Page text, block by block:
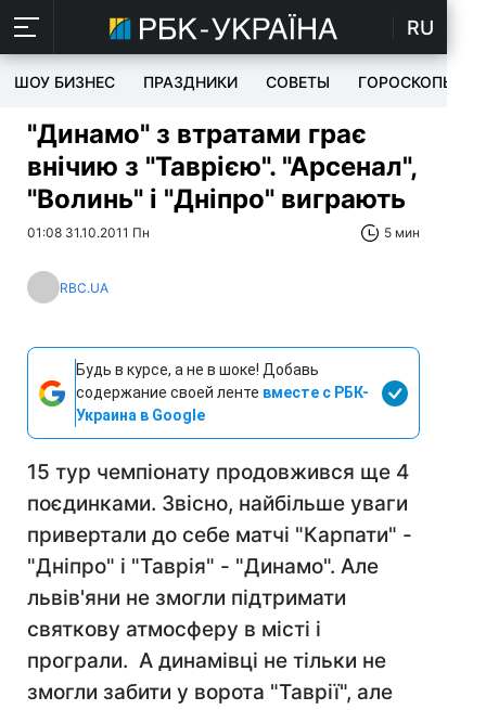
RU
ШОУ БИЗНЕС ПРАЗДНИКИ СОВЕТЫ ГОРОСКОПЫ
"Динамо" з втратами грає
внічию з "Таврією". "Арсенал",
"Волинь" і "Дніпро" виграють
01:08 31.10.2011 Пн 5 мин
RBC.UA
Будь в курсе, а не в шоке! Добавь
содержание своей ленте вместе с РБК-
Украина в Google
15 тур чемпіонату продовжився ще 4
поєдинками. Звісно, найбільше уваги
привертали до себе матчі "Карпати" -
"Дніпро" і "Таврія" - "Динамо". Але
львів'яни не змогли підтримати
святкову атмосферу в місті і
програли. А динамівці не тільки не
змогли забити у ворота "Таврії", але